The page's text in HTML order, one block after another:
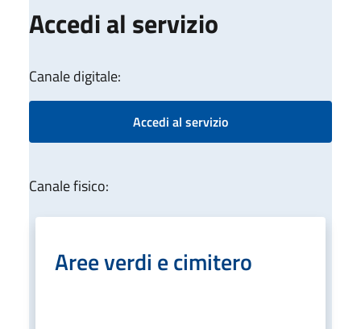
Accedi al servizio
Canale digitale:
Accedi al servizio
Canale fisico:
Aree verdi e cimitero